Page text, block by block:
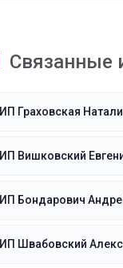
Связанные
ИП Граховская
ИП Вишковский
ИП Бондарович
ИП Швабовский